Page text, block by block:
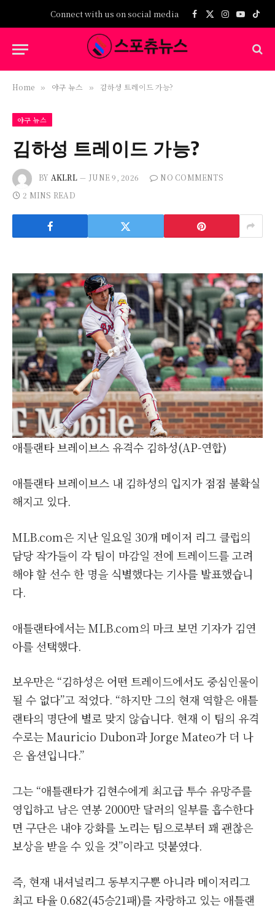
Connect with us on social media Facebook
X
Instagram
Home » 야구 뉴스 » 김하성 트레이드 가능?
야구 뉴스
김하성 트레이드 가능?
BY AKLRL JUNE 9, 2026
NO COMMENTS
2 MINS READ
애틀랜타 브레이브스 유격수 김하성(AP-연합)
애틀랜타 브레이브스 내 김하성의 입지가 점점 불확실
해지고 있다.
MLB.com은 지난 일요일 30개 메이저 리그 클럽의
담당 작가들이 각 팀이 마감일 전에 트레이드를 고려
해야 할 선수 한 명을 식별했다는 기사를 발표했습니
다.
애틀랜타에서는 MLB.com의 마크 보먼 기자가 김연
아를 선택했다.
보우만은 “김하성은 어떤 트레이드에서도 중심인물이
될 수 없다”고 적었다. “하지만 그의 현재 역할은 애틀
랜타의 명단에 별로 맞지 않습니다. 현재 이 팀의 유격
수로는 Mauricio Dubon과 Jorge Mateo가 더 나
은 옵션입니다.”
그는 “애틀랜타가 김현수에게 최고급 투수 유망주를
영입하고 남은 연봉 2000만 달러의 일부를 흡수한다
면 구단은 내야 강화를 노리는 팀으로부터 꽤 괜찮은
보상을 받을 수 있을 것”이라고 덧붙였다.
즉, 현재 내셔널리그 동부지구뿐 아니라 메이저리그
최고 타율 0.682(45승21패)를 자랑하고 있는 애틀랜